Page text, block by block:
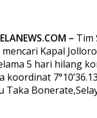
– Tim
Kapal
5 hari hilang
Taka